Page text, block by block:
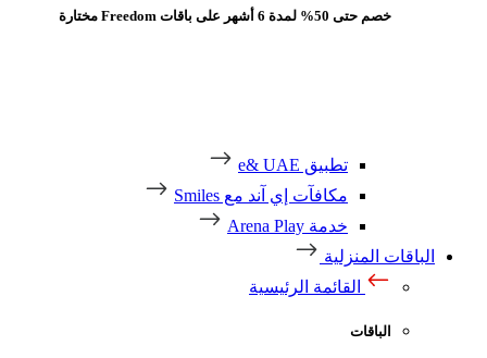
مكافآت إي آند مع Smiles
المنزلية
القائمة الرئيسية